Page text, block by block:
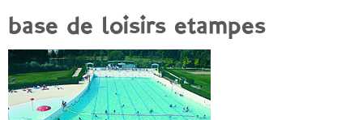
base de loisirs etampes